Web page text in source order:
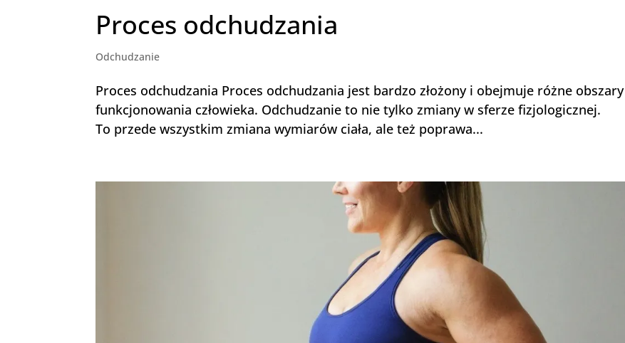
Proces odchudzania
Odchudzanie
Proces odchudzania Proces odchudzania jest bardzo złożony i obejmuje różne obszary
funkcjonowania człowieka. Odchudzanie to nie tylko zmiany w sferze fizjologicznej.
To przede wszystkim zmiana wymiarów ciała, ale też poprawa...